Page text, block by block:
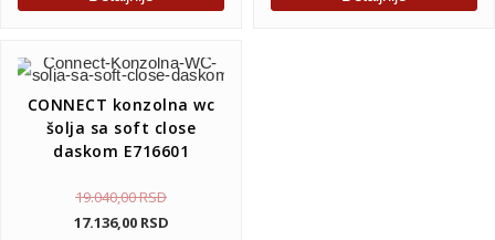
CONNECT konzolna wc
šolja sa soft close
daskom E716601
19.040,00RSD
17.136,00 RSD